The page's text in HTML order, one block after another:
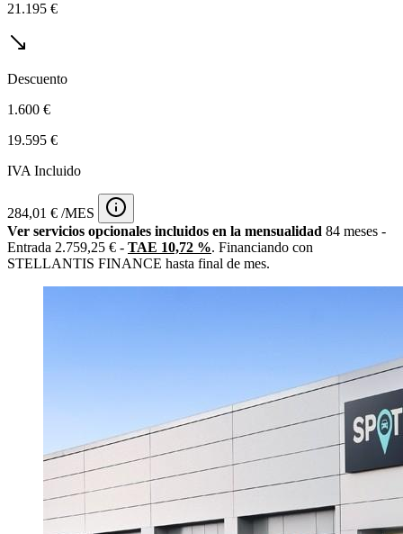
21.195 €
Descuento
1.600 €
19.595 €
IVA Incluido
284,01 € /MES
Ver servicios opcionales incluidos en la mensualidad 84 meses -
Entrada 2.759,25 € - TAE 10,72 %. Financiando con
STELLANTIS FINANCE hasta final de mes.